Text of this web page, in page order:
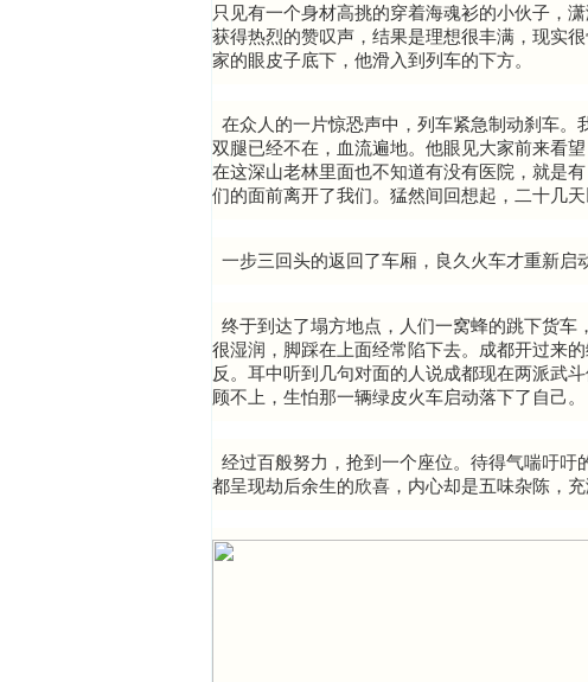
只见有一个身材高挑的穿着海魂衫的小伙子，
获得热烈的赞叹声，结果是理想很丰满，现实
家的眼皮子底下，他滑入到列车的下方。
在众人的一片惊恐声中，列车紧急制动刹车。
双腿已经不在，血流遍地。他眼见大家前来看
在这深山老林里面也不知道有没有医院，就是
们的面前离开了我们。猛然间回想起，二十几
一步三回头的返回了车厢，良久火车才重新启
终于到达了塌方地点，人们一窝蜂的跳下货车
很湿润，脚踩在上面经常陷下去。成都开过来
反。耳中听到几句对面的人说成都现在两派武
顾不上，生怕那一辆绿皮火车启动落下了自己。
经过百般努力，抢到一个座位。待得气喘吁吁
都呈现劫后余生的欣喜，内心却是五味杂陈，充